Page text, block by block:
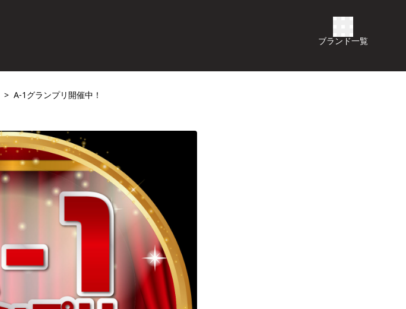
ブランド一覧
A-1グランプリ開催中！